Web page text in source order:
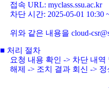
접속 URL: myclass.ssu.ac.kr
차단 시간: 2025-05-01 10:30
위와 같은 내용을 cloud-
■ 처리 절차
요청 내용 확인 -> 차단 내
해제 -> 조치 결과 회신 ->